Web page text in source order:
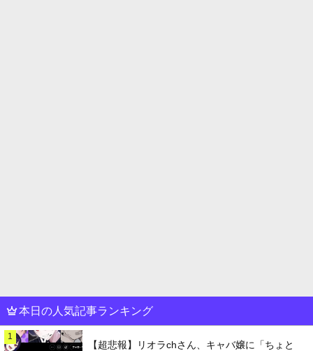
本日の人気記事ランキング
1
【超悲報】リオラchさん、キャバ嬢に「ちょと